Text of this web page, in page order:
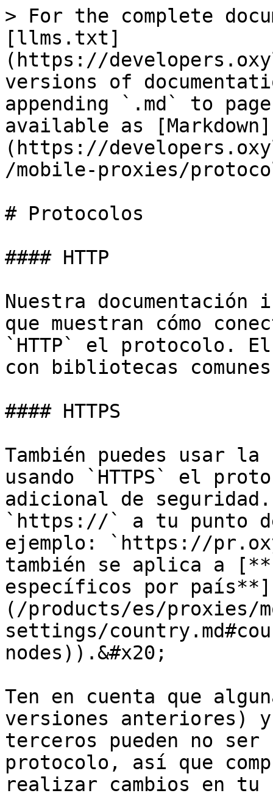
> For the complete
[llms.txt]
(https://
versions of
appending `.md` to
available as [Markdown]
(https://
/mobile-proxies/
# Protocolos
#### HTTP
Nuestra documentación
que muestran cómo
`HTTP` el protocolo.
con bibliotecas
#### HTTPS
También puedes usar
usando `HTTPS` el
adicional de
`https://` a tu punto
ejemplo: `https://
también se aplica a
específicos por país**]
(/products/es/proxies/
settings/
nodes)).&#x20;
Ten en cuenta que
versiones anteriores) y
terceros pueden no ser
protocolo, así que
realizar cambios en tu